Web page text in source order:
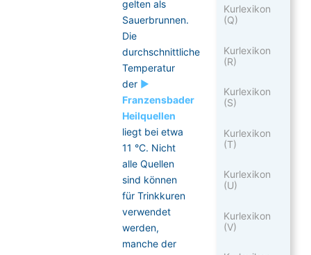
gelten als
Sauerbrunnen.
Die
durchschnittliche
Temperatur
der ►
Franzensbader
Heilquellen
liegt bei etwa
11 °C. Nicht
alle Quellen
sind können
für Trinkkuren
verwendet
werden,
manche der
Kurlexikon
(Q)
Kurlexikon
(R)
Kurlexikon
(S)
Kurlexikon
(T)
Kurlexikon
(U)
Kurlexikon
(V)